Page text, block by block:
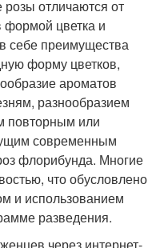
отличаются от
цветка и
себе преимущества
форму цветков,
ароматов
разнообразием
повторным или
современным
флорибунда. Многие
что обусловлено
и использованием
разведения.